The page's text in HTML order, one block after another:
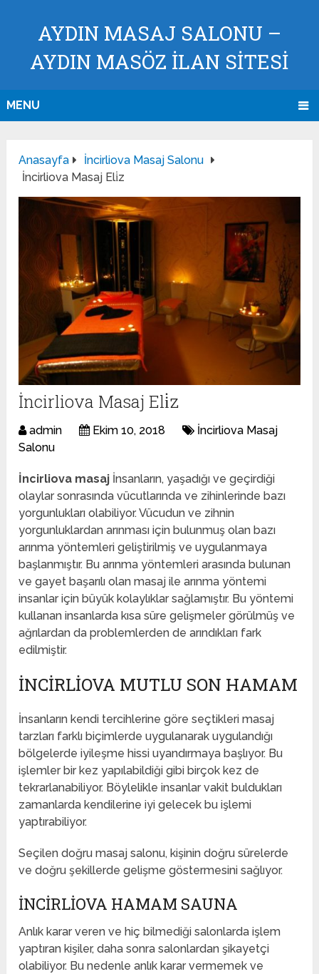
AYDIN MASAJ SALONU –
AYDIN MASÖZ İLAN SİTESİ
MENU
Anasayfa
İncirliova Masaj Salonu
İncirliova Masaj Eli̇z
İncirliova Masaj Eli̇z
admin Ekim 10, 2018
İncirliova Masaj
Salonu
İncirliova masaj İnsanların, yaşadığı ve geçirdiği
olaylar sonrasında vücutlarında ve zihinlerinde bazı
yorgunlukları olabiliyor. Vücudun ve zihnin
yorgunluklardan arınması için bulunmuş olan bazı
arınma yöntemleri geliştirilmiş ve uygulanmaya
başlanmıştır. Bu arınma yöntemleri arasında bulunan
ve gayet başarılı olan masaj ile arınma yöntemi
insanlar için büyük kolaylıklar sağlamıştır. Bu yöntemi
kullanan insanlarda kısa süre gelişmeler görülmüş ve
ağrılardan da problemlerden de arındıkları fark
edilmiştir.
İNCIRLIOVA MUTLU SON HAMAM
İnsanların kendi tercihlerine göre seçtikleri masaj
tarzları farklı biçimlerde uygulanarak uygulandığı
bölgelerde iyileşme hissi uyandırmaya başlıyor. Bu
işlemler bir kez yapılabildiği gibi birçok kez de
tekrarlanabiliyor. Böylelikle insanlar vakit buldukları
zamanlarda kendilerine iyi gelecek bu işlemi
yaptırabiliyor.
Seçilen doğru masaj salonu, kişinin doğru sürelerde
ve doğru şekillerde gelişme göstermesini sağlıyor.
İNCIRLIOVA HAMAM SAUNA
Anlık karar veren ve hiç bilmediği salonlarda işlem
yaptıran kişiler, daha sonra salonlardan şikayetçi
olabiliyor. Bu nedenle anlık karar vermemek ve